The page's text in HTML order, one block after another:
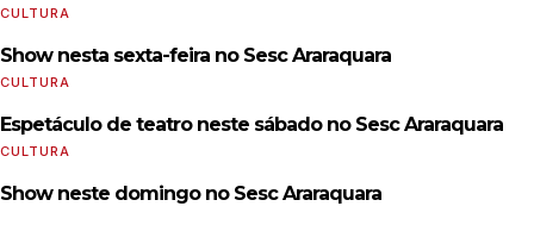
CULTURA
Show nesta sexta-feira no Sesc Araraquara
CULTURA
Espetáculo de teatro neste sábado no Sesc Araraquara
CULTURA
Show neste domingo no Sesc Araraquara